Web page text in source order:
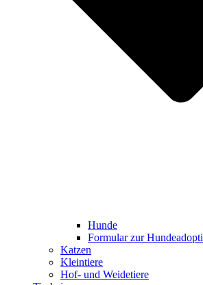
Hunde
Formular zur
Katzen
Kleintiere
Hof- und Weidetiere